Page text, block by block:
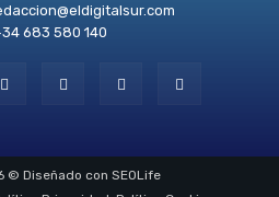
683 580 140
© Diseñado con SEOLife